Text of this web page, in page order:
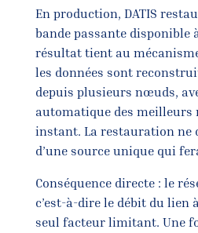
En production, DATIS
bande passante disponible
résultat tient au
les données sont
depuis plusieurs nœuds,
automatique des meilleurs
instant. La restauration ne
d’une source unique qui
Conséquence directe : le
c’est-à-dire le débit du lien
seul facteur limitant. Une